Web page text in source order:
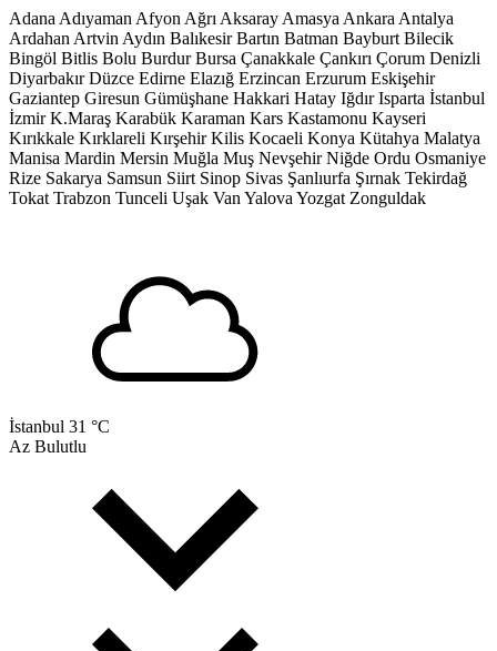
Adana Adıyaman Afyon Ağrı Aksaray Amasya Ankara Antalya
Ardahan Artvin Aydın Balıkesir Bartın Batman Bayburt Bilecik
Bingöl Bitlis Bolu Burdur Bursa Çanakkale Çankırı Çorum Denizli
Diyarbakır Düzce Edirne Elazığ Erzincan Erzurum Eskişehir
Gaziantep Giresun Gümüşhane Hakkari Hatay Iğdır Isparta İstanbul
İzmir K.Maraş Karabük Karaman Kars Kastamonu Kayseri
Kırıkkale Kırklareli Kırşehir Kilis Kocaeli Konya Kütahya Malatya
Manisa Mardin Mersin Muğla Muş Nevşehir Niğde Ordu Osmaniye
Rize Sakarya Samsun Siirt Sinop Sivas Şanlıurfa Şırnak Tekirdağ
Tokat Trabzon Tunceli Uşak Van Yalova Yozgat Zonguldak
İstanbul 31 °C
Az Bulutlu